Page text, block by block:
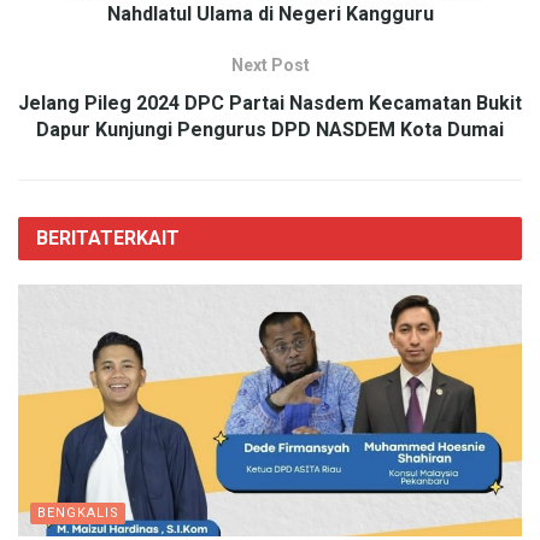
Nahdlatul Ulama di Negeri Kangguru
Next Post
Jelang Pileg 2024 DPC Partai Nasdem Kecamatan Bukit
Dapur Kunjungi Pengurus DPD NASDEM Kota Dumai
BERITATERKAIT
BENGKALIS